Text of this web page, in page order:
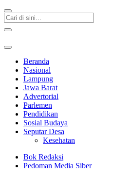
Beranda
Nasional
Lampung
Jawa Barat
Advertorial
Parlemen
Pendidikan
Sosial Budaya
Seputar Desa
Kesehatan
Bok Redaksi
Pedoman Media Siber